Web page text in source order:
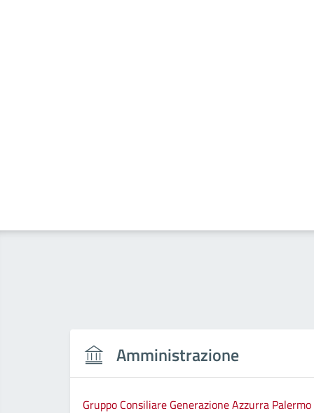
Amministrazione
Gruppo Consiliare Generazione Azzurra Palermo